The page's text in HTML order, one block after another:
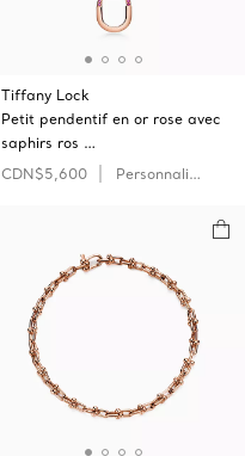
Tiffany Lock
Petit pendentif en or rose avec
saphirs ros …
CDN$5,600
Personnaliser